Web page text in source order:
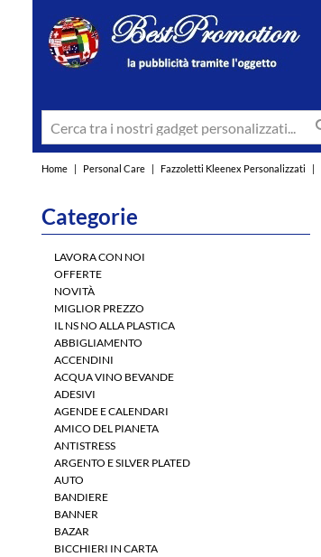
Home | Personal Care | Fazzoletti Kleenex Personalizzati |
Categorie
LAVORA CON NOI
OFFERTE
NOVITÀ
MIGLIOR PREZZO
IL NS NO ALLA PLASTICA
ABBIGLIAMENTO
ACCENDINI
ACQUA VINO BEVANDE
ADESIVI
AGENDE E CALENDARI
AMICO DEL PIANETA
ANTISTRESS
ARGENTO E SILVER PLATED
AUTO
BANDIERE
BANNER
BAZAR
BICCHIERI IN CARTA